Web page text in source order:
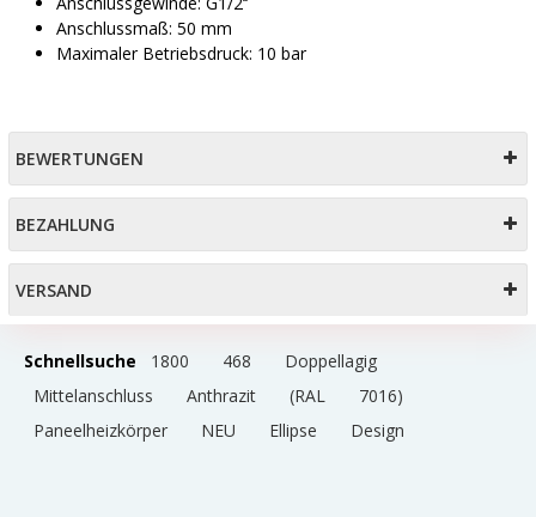
Anschlussmaß: 50 mm
Maximaler Betriebsdruck: 10 bar
BEWERTUNGEN
BEZAHLUNG
VERSAND
Schnellsuche 1800 468
Doppellagig
Mittelanschluss
Anthrazit (RAL
7016)
Paneelheizkörper
NEU Ellipse Design